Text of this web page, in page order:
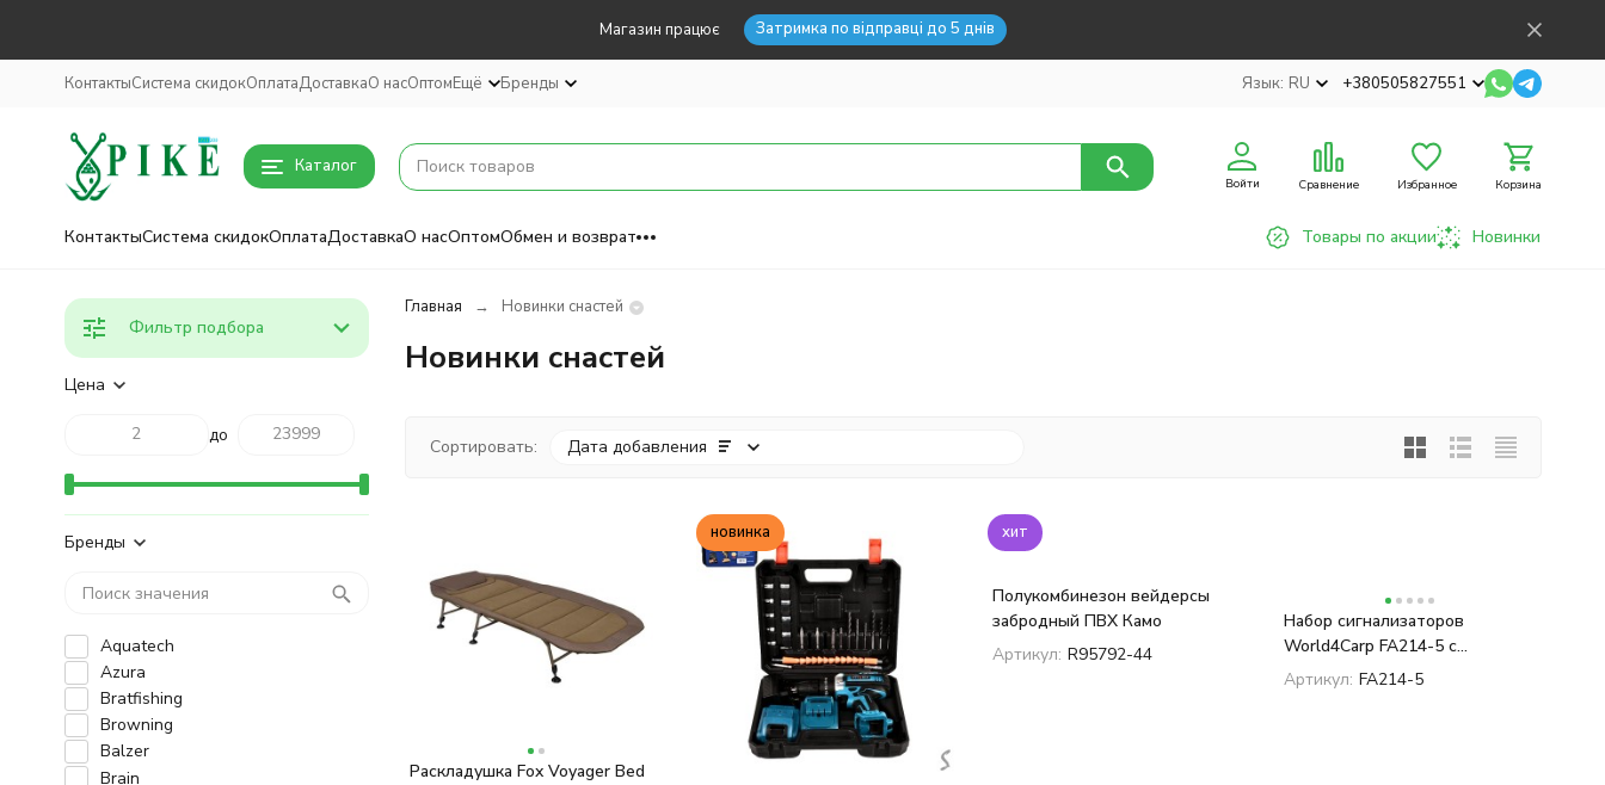
Магазин працює Затримка по відправці до 5 днів
КонтактыСистема скидокОплатаДоставкаО насОптомЕщё Бренды Язык: RU +380505827551
Каталог
Войти Сравнение Избранное Корзина
КонтактыСистема скидокОплатаДоставкаО насОптомОбмен и возврат Товары по акции Новинки
Главная Новинки снастей
Новинки снастей
Сортировать: Дата добавления
покупателей
Раскладушка Fox Voyager Bed
новинка хит
Полукомбинезон вейдерсы
забродный ПВХ Камо
Артикул: R95792-44
Набор сигнализаторов
World4Carp FA214-5 с
пейджером
Артикул: FA214-5
Фильтр подбора
Цена
до
Бренды
Aquatech
Azura
Bratfishing
Browning
Balzer
Brain